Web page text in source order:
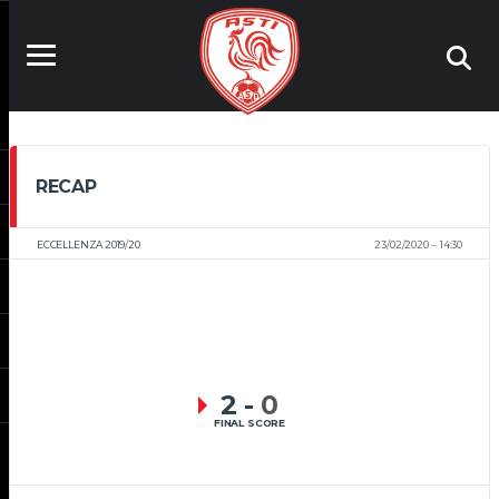
RECAP
ECCELLENZA 2019/20 23/02/2020 14:30
2 - 0
FINAL SCORE